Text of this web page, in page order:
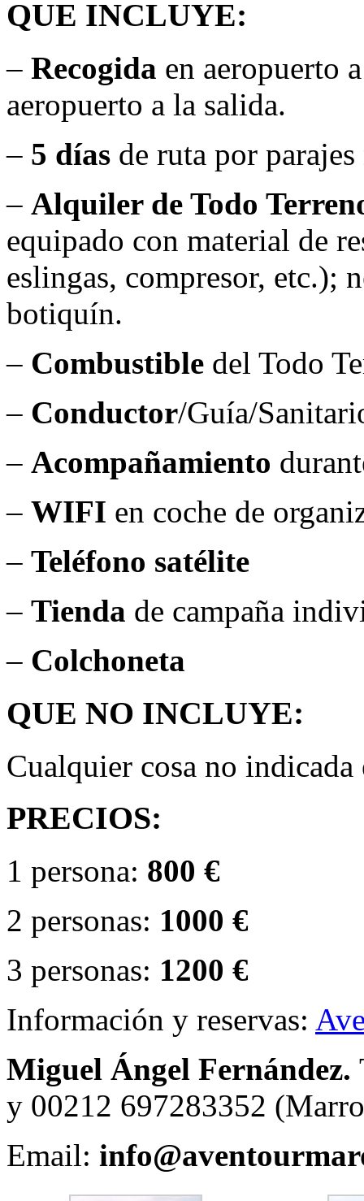
QUE INCLUYE:
– Recogida en aeropuerto
aeropuerto a la salida.
– 5 días de ruta por
– Alquiler de Todo
equipado con material de
eslingas, compresor, etc.);
botiquín.
– Combustible del Todo
– Conductor/Guía/
– Acompañamiento
– WIFI en coche de
– Teléfono satélite
– Tienda de campaña
– Colchoneta
QUE NO INCLUYE:
Cualquier cosa no
PRECIOS:
1 persona: 800 €
2 personas: 1000 €
3 personas: 1200 €
Información y reservas:
Miguel Ángel Fernández.
y 00212 697283352
Email: